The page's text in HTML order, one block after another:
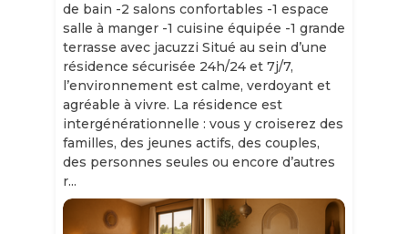
de bain -2 salons confortables -1 espace
salle à manger -1 cuisine équipée -1 grande
terrasse avec jacuzzi Situé au sein d’une
résidence sécurisée 24h/24 et 7j/7,
l’environnement est calme, verdoyant et
agréable à vivre. La résidence est
intergénérationnelle : vous y croiserez des
familles, des jeunes actifs, des couples,
des personnes seules ou encore d’autres
r...
Slide 1 of 11